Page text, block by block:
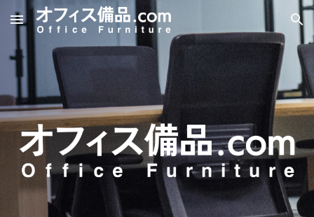
Skip to main content Skip to navigation